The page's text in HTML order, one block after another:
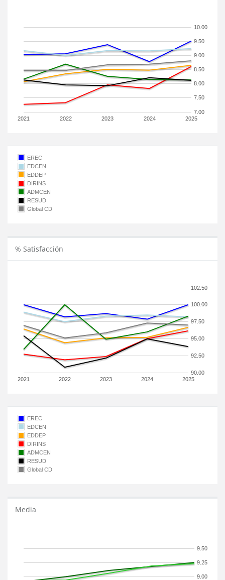
2021 2022 2023 2024 2025
7.00
7.50
8.00
8.50
9.00
9.50
10.00
EREC
EDCEN
EDDEP
DIRINS
ADMCEN
RESUD
Global CD
% Satisfacción
2021 2022 2023 2024 2025
90.00
92.50
95.00
97.50
100.00
102.50
EREC
EDCEN
EDDEP
DIRINS
ADMCEN
RESUD
Global CD
Media
9.00
9.25
9.50